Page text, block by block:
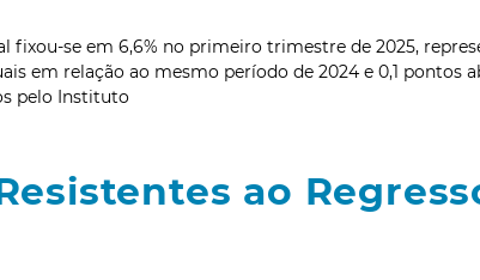
fixou-se em 6,6% no primeiro trimestre de 2025,
em relação ao mesmo período de 2024 e 0,1 pontos
pelo Instituto
ao